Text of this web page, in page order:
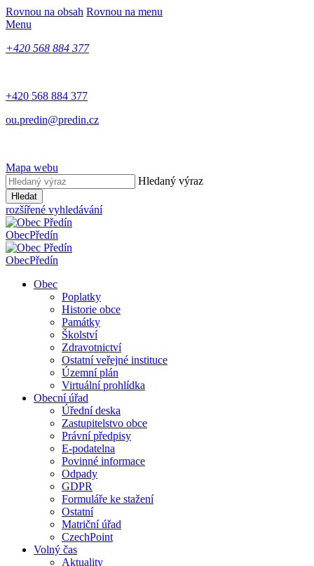
Rovnou na obsah Rovnou na menu
Menu
+420 568 884 377
+420 568 884 377
ou.predin@predin.cz
Mapa webu
Hledaný výraz
Hledat
rozšířené vyhledávání
ObecPředín
ObecPředín
Obec
Poplatky
Historie obce
Památky
Školství
Zdravotnictví
Ostatní veřejné instituce
Územní plán
Virtuální prohlídka
Obecní úřad
Úřední deska
Zastupitelstvo obce
Právní předpisy
E-podatelna
Povinné informace
Odpady
GDPR
Formuláře ke stažení
Ostatní
Matriční úřad
CzechPoint
Volný čas
Aktuality